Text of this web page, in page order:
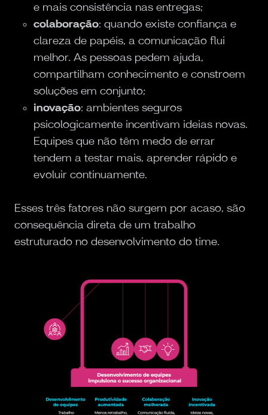
e mais consistência nas entregas;
colaboração: quando existe confiança e
clareza de papéis, a comunicação flui
melhor. As pessoas pedem ajuda,
compartilham conhecimento e constroem
soluções em conjunto;
inovação: ambientes seguros
psicologicamente incentivam ideias novas.
Equipes que não têm medo de errar
tendem a testar mais, aprender rápido e
evoluir continuamente.
Esses três fatores não surgem por acaso, são
consequência direta de um trabalho
estruturado no desenvolvimento do time.